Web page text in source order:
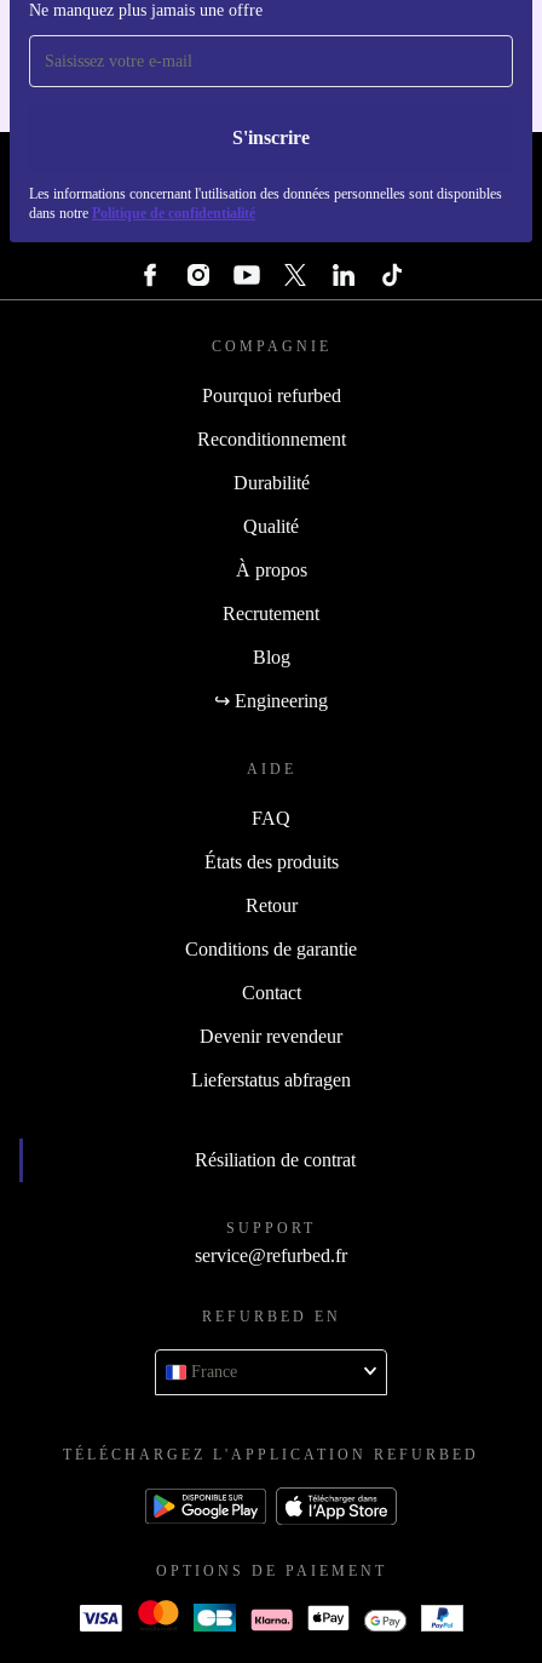
Ne manquez plus jamais une offre
S'inscrire
Les informations concernant l'utilisation des données personnelles sont disponibles
dans notre Politique de confidentialité
Pour iOS et Android
COMPAGNIE
Pourquoi refurbed
Reconditionnement
Durabilité
Qualité
À propos
Recrutement
Blog
↪ Engineering
AIDE
FAQ
États des produits
Retour
Conditions de garantie
Contact
Devenir revendeur
Lieferstatus abfragen
Résiliation de contrat
SUPPORT
service@refurbed.fr
REFURBED EN
France
TÉLÉCHARGEZ L'APPLICATION REFURBED
OPTIONS DE PAIEMENT